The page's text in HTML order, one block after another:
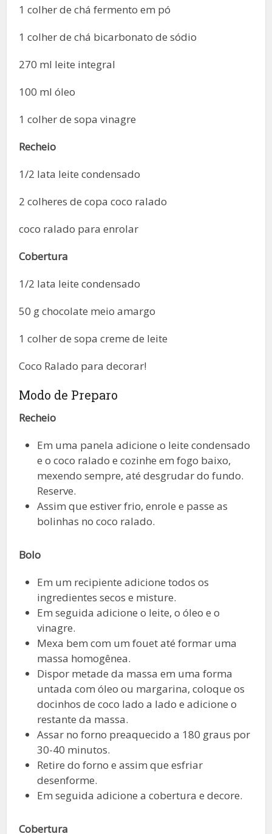
1 colher de chá fermento em pó
1 colher de chá bicarbonato de sódio
270 ml leite integral
100 ml óleo
1 colher de sopa vinagre
Recheio
1/2 lata leite condensado
2 colheres de copa coco ralado
coco ralado para enrolar
Cobertura
1/2 lata leite condensado
50 g chocolate meio amargo
1 colher de sopa creme de leite
Coco Ralado para decorar!
Modo de Preparo
Recheio
Em uma panela adicione o leite condensado
e o coco ralado e cozinhe em fogo baixo,
mexendo sempre, até desgrudar do fundo.
Reserve.
Assim que estiver frio, enrole e passe as
bolinhas no coco ralado.
Bolo
Em um recipiente adicione todos os
ingredientes secos e misture.
Em seguida adicione o leite, o óleo e o
vinagre.
Mexa bem com um fouet até formar uma
massa homogênea.
Dispor metade da massa em uma forma
untada com óleo ou margarina, coloque os
docinhos de coco lado a lado e adicione o
restante da massa.
Assar no forno preaquecido a 180 graus por
30-40 minutos.
Retire do forno e assim que esfriar
desenforme.
Em seguida adicione a cobertura e decore.
Cobertura